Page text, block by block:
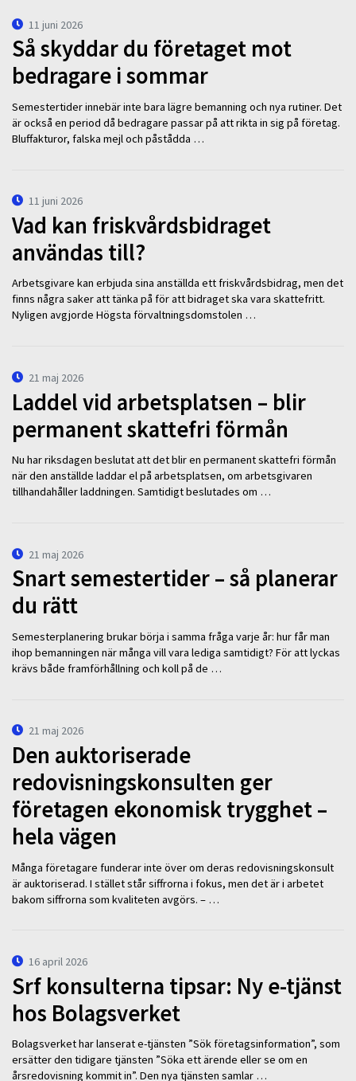
11 juni 2026
Så skyddar du företaget mot
bedragare i sommar
Semestertider innebär inte bara lägre bemanning och nya rutiner. Det
är också en period då bedragare passar på att rikta in sig på företag.
Bluffakturor, falska mejl och påstådda …
11 juni 2026
Vad kan friskvårdsbidraget
användas till?
Arbetsgivare kan erbjuda sina anställda ett friskvårdsbidrag, men det
finns några saker att tänka på för att bidraget ska vara skattefritt.
Nyligen avgjorde Högsta förvaltningsdomstolen …
21 maj 2026
Laddel vid arbetsplatsen – blir
permanent skattefri förmån
Nu har riksdagen beslutat att det blir en permanent skattefri förmån
när den anställde laddar el på arbetsplatsen, om arbetsgivaren
tillhandahåller laddningen. Samtidigt beslutades om …
21 maj 2026
Snart semestertider – så planerar
du rätt
Semesterplanering brukar börja i samma fråga varje år: hur får man
ihop bemanningen när många vill vara lediga samtidigt? För att lyckas
krävs både framförhållning och koll på de …
21 maj 2026
Den auktoriserade
redovisningskonsulten ger
företagen ekonomisk trygghet –
hela vägen
Många företagare funderar inte över om deras redovisningskonsult
är auktoriserad. I stället står siffrorna i fokus, men det är i arbetet
bakom siffrorna som kvaliteten avgörs. – …
16 april 2026
Srf konsulterna tipsar: Ny e-tjänst
hos Bolagsverket
Bolagsverket har lanserat e-tjänsten ”Sök företagsinformation”, som
ersätter den tidigare tjänsten ”Söka ett ärende eller se om en
årsredovisning kommit in”. Den nya tjänsten samlar …